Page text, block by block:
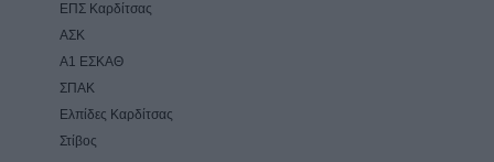
ΕΠΣ Καρδίτσας
ΑΣΚ
Α1 ΕΣΚΑΘ
ΣΠΑΚ
Ελπίδες Καρδίτσας
Στίβος